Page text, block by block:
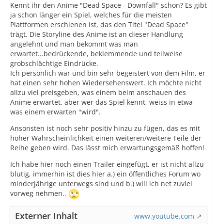
Kennt ihr den Anime "Dead Space - Downfall" schon? Es gibt
ja schon länger ein Spiel, welches für die meisten
Plattformen erschienen ist, das den Titel "Dead Space"
trägt. Die Storyline des Anime ist an dieser Handlung
angelehnt und man bekommt was man
erwartet...bedrückende, beklemmende und teilweise
grobschlächtige Eindrücke.
Ich persönlich war und bin sehr begeistert von dem Film, er
hat einen sehr hohen Wiedersehenswert. Ich möchte nicht
allzu viel preisgeben, was einem beim anschauen des
Anime erwartet, aber wer das Spiel kennt, weiss in etwa
was einem erwarten "wird".
Ansonsten ist noch sehr positiv hinzu zu fügen, das es mit
hoher Wahrscheinlichkeit einen weiteren/weitere Teile der
Reihe geben wird. Das lässt mich erwartungsgemäß hoffen!
Ich habe hier noch einen Trailer eingefügt, er ist nicht allzu
blutig, immerhin ist dies hier a.) ein öffentliches Forum wo
minderjährige unterwegs sind und b.) will ich net zuviel
vorweg nehmen..
Externer Inhalt
www.youtube.com